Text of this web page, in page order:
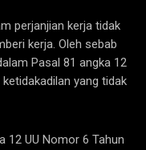
perjanjian kerja tidak
kerja. Oleh sebab
Pasal 81 angka 12
yang tidak
12 UU Nomor 6 Tahun